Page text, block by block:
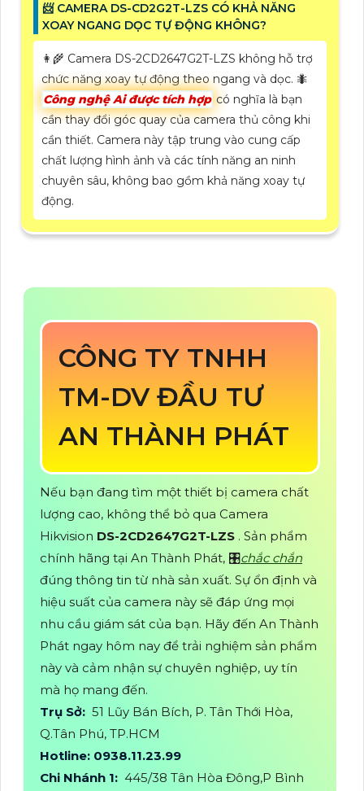
📨 CAMERA DS-CD2G2T-LZS CÓ KHẢ NĂNG
XOAY NGANG DỌC TỰ ĐỘNG KHÔNG?
👩‍🌾 Camera DS-2CD2647G2T-LZS không hỗ trợ
chức năng xoay tự động theo ngang và dọc. 🐜
Công nghệ Ai được tích hợp có nghĩa là bạn
cần thay đổi góc quay của camera thủ công khi
cần thiết. Camera này tập trung vào cung cấp
chất lượng hình ảnh và các tính năng an ninh
chuyên sâu, không bao gồm khả năng xoay tự
động.
CÔNG TY TNHH
TM-DV ĐẦU TƯ
AN THÀNH PHÁT
Nếu bạn đang tìm một thiết bị camera chất
lượng cao, không thể bỏ qua Camera
Hikvision DS-2CD2647G2T-LZS . Sản phẩm
chính hãng tại An Thành Phát, 🎛chắc chắn
đúng thông tin từ nhà sản xuất. Sự ổn định và
hiệu suất của camera này sẽ đáp ứng mọi
nhu cầu giám sát của bạn. Hãy đến An Thành
Phát ngay hôm nay để trải nghiệm sản phẩm
này và cảm nhận sự chuyên nghiệp, uy tín
mà họ mang đến.
Trụ Sở: 51 Lũy Bán Bích, P. Tân Thới Hòa,
Q.Tân Phú, TP.HCM
Hotline: 0938.11.23.99
Chi Nhánh 1: 445/38 Tân Hòa Đông,P Bình